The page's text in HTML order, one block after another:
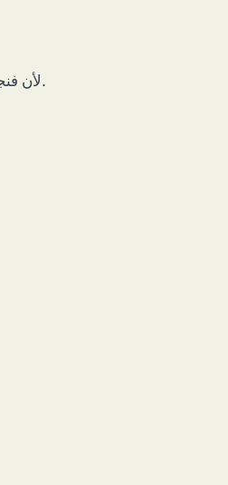
سُمّيت بعض مقاهي بريطانيا بـ “جامعات البنس” penny universities، لأن فنجان القهوة (بنس واحد) كان يتيح النقاشات الفكرية.